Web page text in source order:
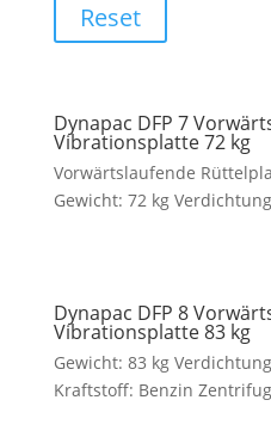
Reset
Dynapac DFP 7
Vibrationsplatte 72 kg
Vorwärtslaufende
Gewicht: 72 kg
Dynapac DFP 8
Vibrationsplatte 83 kg
Gewicht: 83 kg
Kraftstoff: Benzin